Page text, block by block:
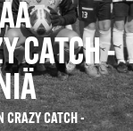
CATCH -
CRAZY CATCH -